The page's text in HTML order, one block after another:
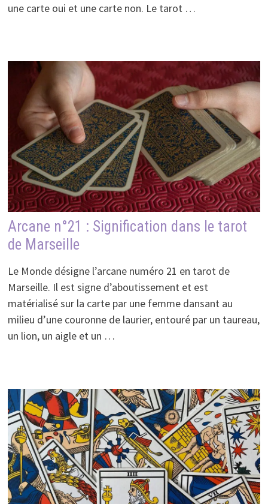
une carte oui et une carte non. Le tarot …
Arcane n°21 : Signification dans le tarot
de Marseille
Le Monde désigne l’arcane numéro 21 en tarot de
Marseille. Il est signe d’aboutissement et est
matérialisé sur la carte par une femme dansant au
milieu d’une couronne de laurier, entouré par un taureau,
un lion, un aigle et un …